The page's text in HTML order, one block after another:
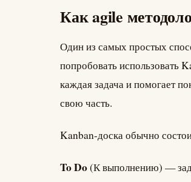
Как agile
Один из самых простых
попробовать использовать
каждая задача и помогает
свою часть.
Kanban-доска обычно
To Do(К выполнению) —